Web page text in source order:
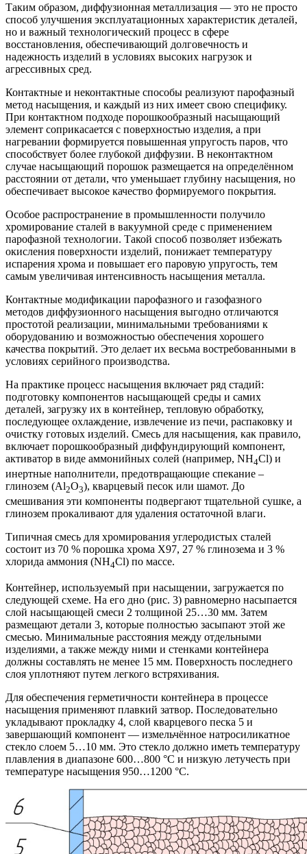
Таким образом, диффузионная металлизация — это не просто
способ улучшения эксплуатационных характеристик деталей,
но и важный технологический процесс в сфере
восстановления, обеспечивающий долговечность и
надежность изделий в условиях высоких нагрузок и
агрессивных сред.
Контактные и неконтактные способы реализуют парофазный
метод насыщения, и каждый из них имеет свою специфику.
При контактном подходе порошкообразный насыщающий
элемент соприкасается с поверхностью изделия, а при
нагревании формируется повышенная упругость паров, что
способствует более глубокой диффузии. В неконтактном
случае насыщающий порошок размещается на определённом
расстоянии от детали, что уменьшает глубину насыщения, но
обеспечивает высокое качество формируемого покрытия.
Особое распространение в промышленности получило
хромирование сталей в вакуумной среде с применением
парофазной технологии. Такой способ позволяет избежать
окисления поверхности изделий, понижает температуру
испарения хрома и повышает его паровую упругость, тем
самым увеличивая интенсивность насыщения металла.
Контактные модификации парофазного и газофазного
методов диффузионного насыщения выгодно отличаются
простотой реализации, минимальными требованиями к
оборудованию и возможностью обеспечения хорошего
качества покрытий. Это делает их весьма востребованными в
условиях серийного производства.
На практике процесс насыщения включает ряд стадий:
подготовку компонентов насыщающей среды и самих
деталей, загрузку их в контейнер, тепловую обработку,
последующее охлаждение, извлечение из печи, распаковку и
очистку готовых изделий. Смесь для насыщения, как правило,
включает порошкообразный диффундирующий компонент,
активатор в виде аммонийных солей (например, NH4Cl) и
инертные наполнители, предотвращающие спекание –
глинозем (Al2O3), кварцевый песок или шамот. До
смешивания эти компоненты подвергают тщательной сушке, а
глинозем прокаливают для удаления остаточной влаги.
Типичная смесь для хромирования углеродистых сталей
состоит из 70 % порошка хрома Х97, 27 % глинозема и 3 %
хлорида аммония (NH4Cl) по массе.
Контейнер, используемый при насыщении, загружается по
следующей схеме. На его дно (рис. 3) равномерно насыпается
слой насыщающей смеси 2 толщиной 25…30 мм. Затем
размещают детали 3, которые полностью засыпают этой же
смесью. Минимальные расстояния между отдельными
изделиями, а также между ними и стенками контейнера
должны составлять не менее 15 мм. Поверхность последнего
слоя уплотняют путем легкого встряхивания.
Для обеспечения герметичности контейнера в процессе
насыщения применяют плавкий затвор. Последовательно
укладывают прокладку 4, слой кварцевого песка 5 и
завершающий компонент — измельчённое натросиликатное
стекло слоем 5…10 мм. Это стекло должно иметь температуру
плавления в диапазоне 600…800 °С и низкую летучесть при
температуре насыщения 950…1200 °С.